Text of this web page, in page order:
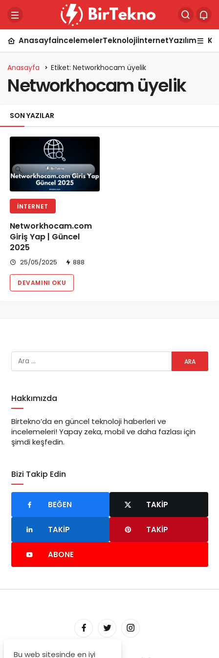
AnasayfaİncelemelerTeknolojiİnternetYazılım
Anasayfa Etiket: Networkhocam üyelik
Networkhocam üyelik
SON YAZILAR
İNTERNET
Networkhocam.com
Giriş Yap | Güncel
2025
25/05/2025 888
DEVAMINI OKU
Hakkımızda
Birtekno’da en güncel teknoloji haberleri ve
incelemeleri! Yapay zeka, mobil ve daha fazlası için
şimdi keşfedin.
Bizi Takip Edin
BEĞEN TAKIP
TAKIP TAKIP
ABONE
Bu web sitesinde en iyi